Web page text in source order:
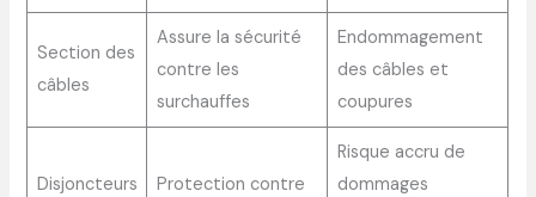
Section des
câbles
Assure la sécurité
contre les
surchauffes
Endommagement
des câbles et
coupures
Disjoncteurs
Protection contre
Risque accru de
dommages